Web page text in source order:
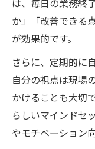
る
毎日の行
する
ストーリ
ける方法
小さな改
変化
か」「改善できる
が効果的です。
さらに、定期的に
自分の視点は現場
かけることも大切
らしいマインドセ
やモチベーション